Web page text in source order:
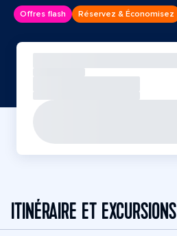
Offres flash Réservez & Économisez
ITINÉRAIRE ET EXCURSIONS